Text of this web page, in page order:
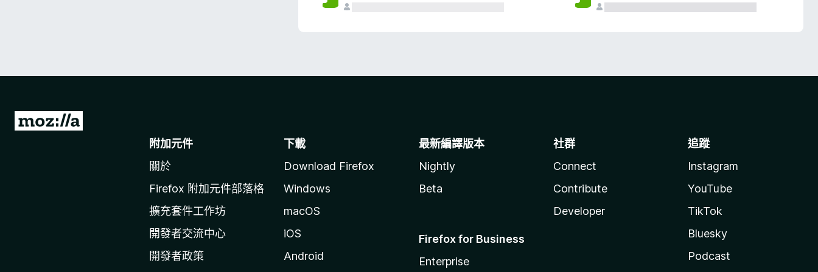
前
附加元件
關於
Firefox 附加元件部落格
擴充套件工作坊
開發者交流中心
開發者政策
下載
Download Firefox
Windows
macOS
iOS
Android
最新編譯版本
Nightly
Beta
Firefox for Business
Enterprise
社群
Connect
Contribute
Developer
追蹤
Instagram
YouTube
TikTok
Bluesky
Podcast